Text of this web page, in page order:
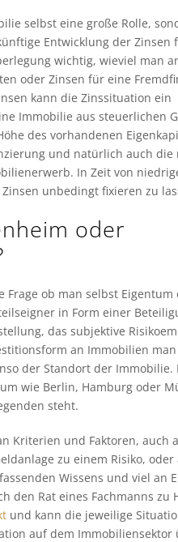
selbst eine große Rolle,
Entwicklung der Zinsen
wichtig, wieviel man
oder Zinsen für eine
kann die Zinssituation ein
Immobilie aus steuerlichen
des vorhandenen
und natürlich auch die
In Zeit von
unbedingt fixieren zu
oder
ob man selbst
in Form einer
das subjektive
an Immobilien
der Standort der Immobilie.
wie Berlin, Hamburg oder
steht.
Kriterien und Faktoren, auch
zu einem Risiko,
Wissens und viel an
den Rat eines Fachmanns zu
und kann die jeweilige
auf dem Immobiliensektor